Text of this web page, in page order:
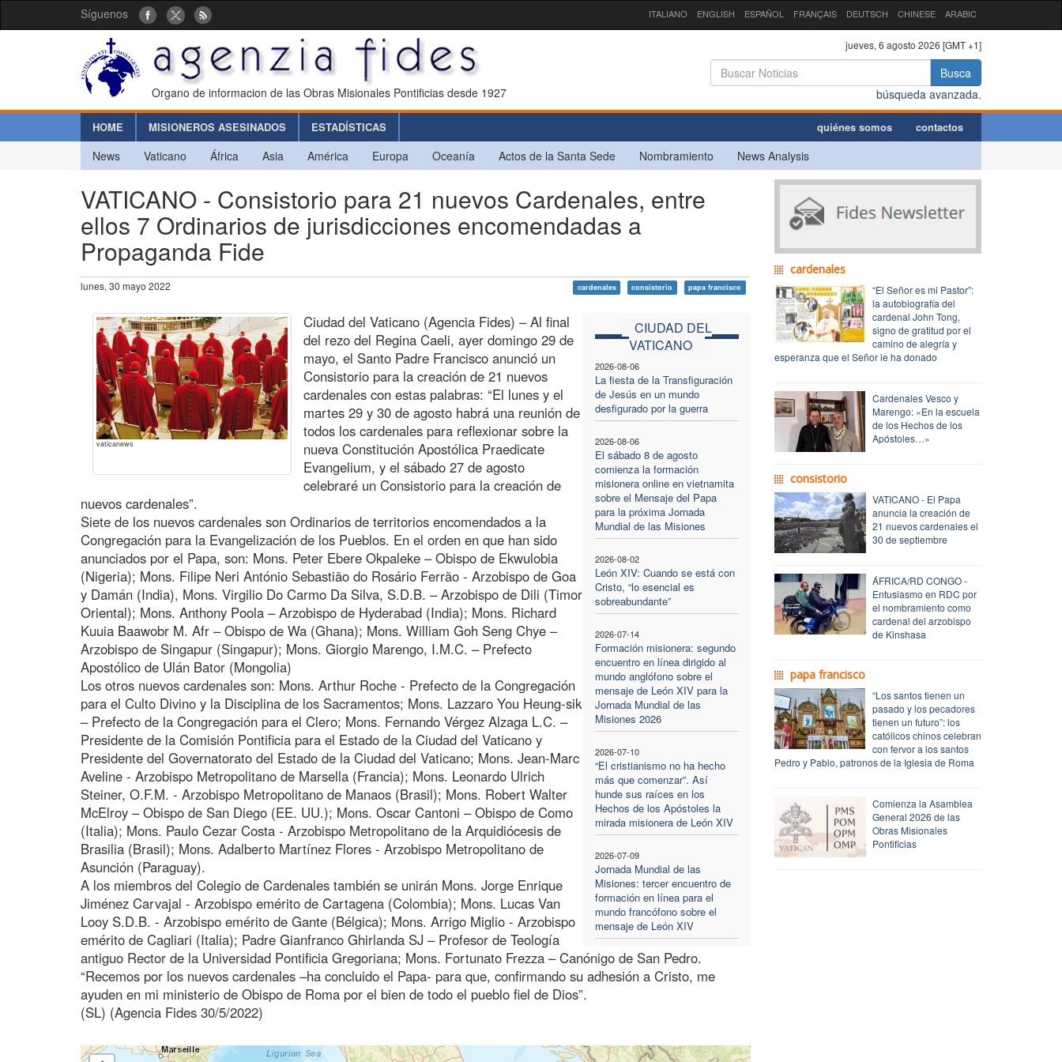
Síguenos ITALIANO ENGLISH ESPAÑOL FRANÇAIS DEUTSCH CHINESE ARABIC
Organo de informacion de las Obras Misionales Pontificias desde 1927
jueves, 6 agosto 2026 [GMT +1]
Busca
búsqueda avanzada.
HOME MISIONEROS ASESINADOS ESTADÍSTICAS quiénes somos contactos
News Vaticano África Asia América Europa Oceanía Actos de la Santa Sede Nombramiento News Analysis
VATICANO - Consistorio para 21 nuevos Cardenales, entre
ellos 7 Ordinarios de jurisdicciones encomendadas a
Propaganda Fide
lunes, 30 mayo 2022 cardenales consistorio papa francisco
vaticanews
CIUDAD DEL
VATICANO
2026-08-06
La fiesta de la Transfiguración
de Jesús en un mundo
desfigurado por la guerra
2026-08-06
El sábado 8 de agosto
comienza la formación
misionera online en vietnamita
sobre el Mensaje del Papa
para la próxima Jornada
Mundial de las Misiones
2026-08-02
León XIV: Cuando se está con
Cristo, “lo esencial es
sobreabundante”
2026-07-14
Formación misionera: segundo
encuentro en línea dirigido al
mundo anglófono sobre el
mensaje de León XIV para la
Jornada Mundial de las
Misiones 2026
2026-07-10
“El cristianismo no ha hecho
más que comenzar”. Así
hunde sus raíces en los
Hechos de los Apóstoles la
mirada misionera de León XIV
2026-07-09
Jornada Mundial de las
Misiones: tercer encuentro de
formación en línea para el
mundo francófono sobre el
mensaje de León XIV
Ciudad del Vaticano (Agencia Fides) – Al final
del rezo del Regina Caeli, ayer domingo 29 de
mayo, el Santo Padre Francisco anunció un
Consistorio para la creación de 21 nuevos
cardenales con estas palabras: “El lunes y el
martes 29 y 30 de agosto habrá una reunión de
todos los cardenales para reflexionar sobre la
nueva Constitución Apostólica Praedicate
Evangelium, y el sábado 27 de agosto
celebraré un Consistorio para la creación de
nuevos cardenales”.
Siete de los nuevos cardenales son Ordinarios de territorios encomendados a la
Congregación para la Evangelización de los Pueblos. En el orden en que han sido
anunciados por el Papa, son: Mons. Peter Ebere Okpaleke – Obispo de Ekwulobia
(Nigeria); Mons. Filipe Neri António Sebastião do Rosário Ferrão - Arzobispo de Goa
y Damán (India), Mons. Virgilio Do Carmo Da Silva, S.D.B. – Arzobispo de Dili (Timor
Oriental); Mons. Anthony Poola – Arzobispo de Hyderabad (India); Mons. Richard
Kuuia Baawobr M. Afr – Obispo de Wa (Ghana); Mons. William Goh Seng Chye –
Arzobispo de Singapur (Singapur); Mons. Giorgio Marengo, I.M.C. – Prefecto
Apostólico de Ulán Bator (Mongolia)
Los otros nuevos cardenales son: Mons. Arthur Roche - Prefecto de la Congregación
para el Culto Divino y la Disciplina de los Sacramentos; Mons. Lazzaro You Heung-sik
– Prefecto de la Congregación para el Clero; Mons. Fernando Vérgez Alzaga L.C. –
Presidente de la Comisión Pontificia para el Estado de la Ciudad del Vaticano y
Presidente del Governatorato del Estado de la Ciudad del Vaticano; Mons. Jean-Marc
Aveline - Arzobispo Metropolitano de Marsella (Francia); Mons. Leonardo Ulrich
Steiner, O.F.M. - Arzobispo Metropolitano de Manaos (Brasil); Mons. Robert Walter
McElroy – Obispo de San Diego (EE. UU.); Mons. Oscar Cantoni – Obispo de Como
(Italia); Mons. Paulo Cezar Costa - Arzobispo Metropolitano de la Arquidiócesis de
Brasilia (Brasil); Mons. Adalberto Martínez Flores - Arzobispo Metropolitano de
Asunción (Paraguay).
A los miembros del Colegio de Cardenales también se unirán Mons. Jorge Enrique
Jiménez Carvajal - Arzobispo emérito de Cartagena (Colombia); Mons. Lucas Van
Looy S.D.B. - Arzobispo emérito de Gante (Bélgica); Mons. Arrigo Miglio - Arzobispo
emérito de Cagliari (Italia); Padre Gianfranco Ghirlanda SJ – Profesor de Teología
antiguo Rector de la Universidad Pontificia Gregoriana; Mons. Fortunato Frezza – Canónigo de San Pedro.
“Recemos por los nuevos cardenales –ha concluido el Papa- para que, confirmando su adhesión a Cristo, me
ayuden en mi ministerio de Obispo de Roma por el bien de todo el pueblo fiel de Dios”.
(SL) (Agencia Fides 30/5/2022)
cardenales
“El Señor es mi Pastor”:
la autobiografía del
cardenal John Tong,
signo de gratitud por el
camino de alegría y
esperanza que el Señor le ha donado
Cardenales Vesco y
Marengo: «En la escuela
de los Hechos de los
Apóstoles…»
consistorio
VATICANO - El Papa
anuncia la creación de
21 nuevos cardenales el
30 de septiembre
ÁFRICA/RD CONGO -
Entusiasmo en RDC por
el nombramiento como
cardenal del arzobispo
de Kinshasa
papa francisco
“Los santos tienen un
pasado y los pecadores
tienen un futuro”: los
católicos chinos celebran
con fervor a los santos
Pedro y Pablo, patronos de la Iglesia de Roma
Comienza la Asamblea
General 2026 de las
Obras Misionales
Pontificias